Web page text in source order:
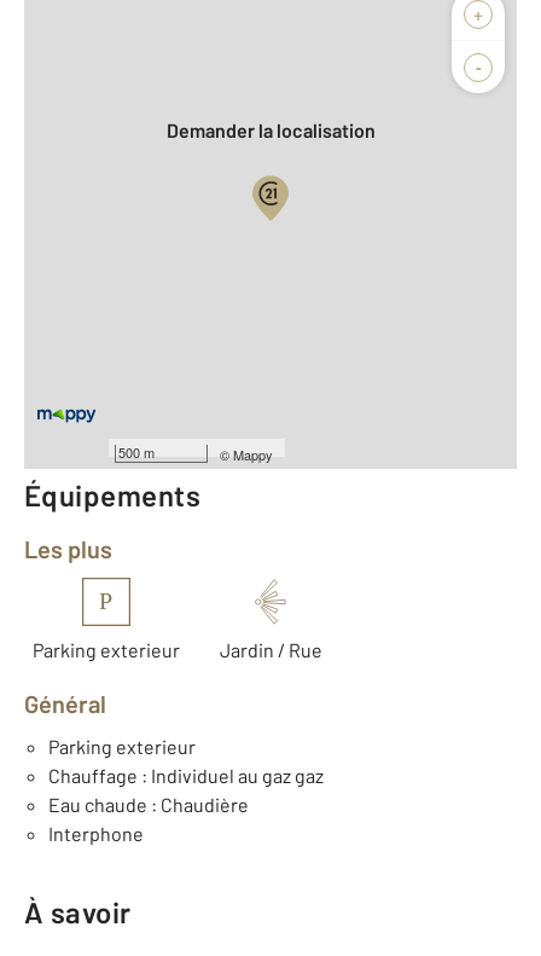
+
-
500 m ©Mappy
Biens vendus
Demander la localisation
Année construction : 1970
Équipements
Les plus
P
Parking exterieur Jardin / Rue
Général
Parking exterieur
Chauffage : Individuel au gaz gaz
Eau chaude : Chaudière
Interphone
À savoir